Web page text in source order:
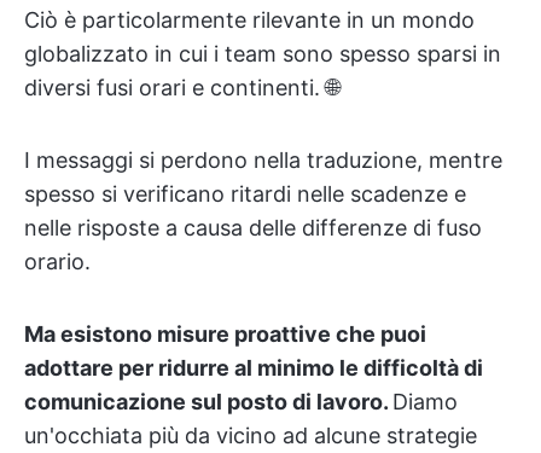
Ciò è particolarmente rilevante in un mondo
globalizzato in cui i team sono spesso sparsi in
diversi fusi orari e continenti. 🌐
I messaggi si perdono nella traduzione, mentre
spesso si verificano ritardi nelle scadenze e
nelle risposte a causa delle differenze di fuso
orario.
Ma esistono misure proattive che puoi
adottare per ridurre al minimo le difficoltà di
comunicazione sul posto di lavoro. Diamo
un'occhiata più da vicino ad alcune strategie